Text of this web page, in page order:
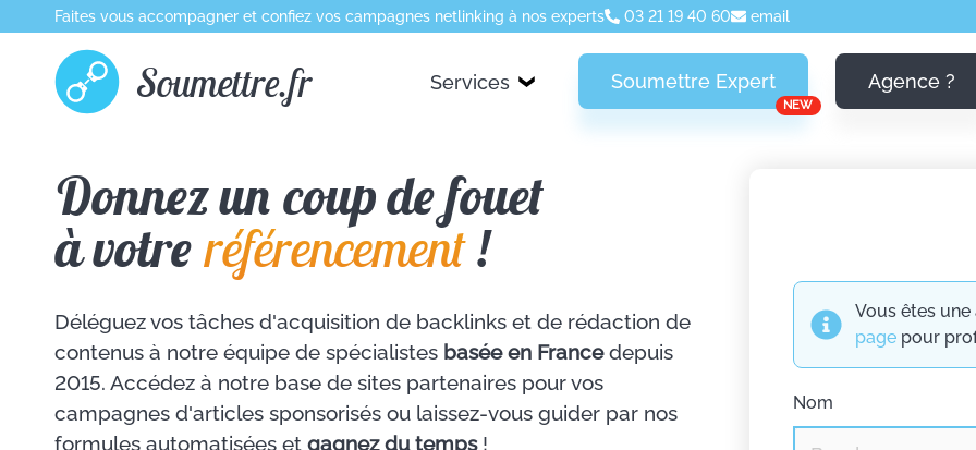
Faites vous accompagner et confiez vos campagnes netlinking à nos experts 03 21 19 40 60 email
Soumettre.fr Services Soumettre Expert
NEW
Agence ?
Vous êtes
pagepour
Nom
Donnez un coup de fouet
à votre référencement !
Déléguez vos tâches d'acquisition de backlinks et de rédaction de
contenus à notre équipe de spécialistes basée en Francedepuis
2015. Accédez à notre base de sites partenaires pour vos
campagnes d'articles sponsorisés ou laissez-vous guider par nos
formules automatisées et gagnez du temps!